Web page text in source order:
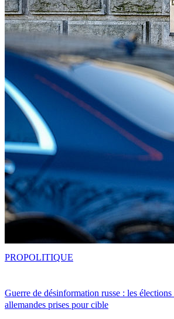
Guerre de désinformation russe : les
allemandes prises pour cible
PROPOLITIQUE